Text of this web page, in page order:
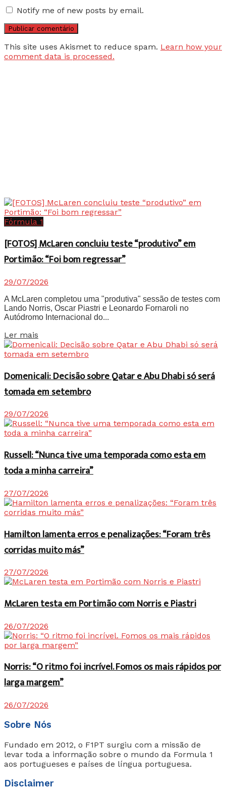
Notify me of new posts by email.
This site uses Akismet to reduce spam. Learn how your
comment data is processed.
Fórmula 1
[FOTOS] McLaren concluiu teste “produtivo” em
Portimão: “Foi bom regressar”
29/07/2026
A McLaren completou uma "produtiva" sessão de testes com
Lando Norris, Oscar Piastri e Leonardo Fornaroli no
Autódromo Internacional do...
Ler mais
Domenicali: Decisão sobre Qatar e Abu Dhabi só será
tomada em setembro
29/07/2026
Russell: “Nunca tive uma temporada como esta em
toda a minha carreira”
27/07/2026
Hamilton lamenta erros e penalizações: “Foram três
corridas muito más”
27/07/2026
McLaren testa em Portimão com Norris e Piastri
26/07/2026
Norris: “O ritmo foi incrível. Fomos os mais rápidos por
larga margem”
26/07/2026
Sobre Nós
Fundado em 2012, o F1PT surgiu com a missão de
levar toda a informação sobre o mundo da Formula 1
aos portugueses e países de língua portuguesa.
Disclaimer